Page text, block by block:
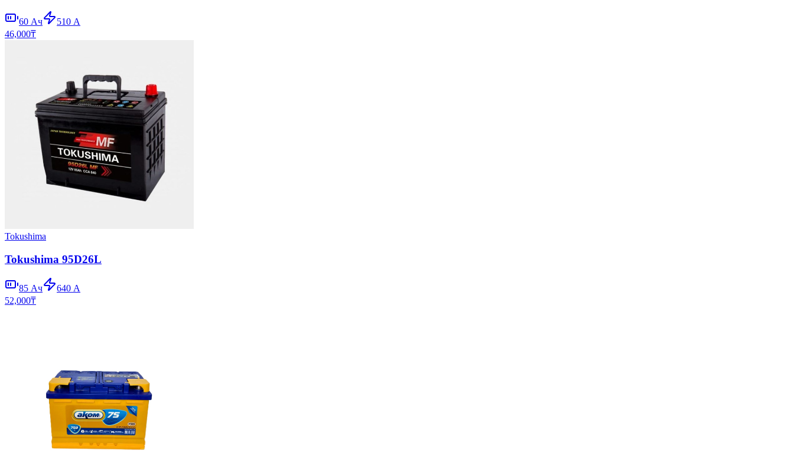
60 Ач 510 А
46,000₸
Tokushima
Tokushima 95D26L
85 Ач 640 А
52,000₸